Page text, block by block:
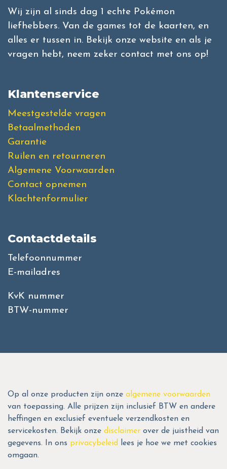
Wij zijn al sinds dag 1 echte Pokémon
liefhebbers. Van de games tot de kaarten, en
alles er tussen in. Bekijk onze website en als je
vragen hebt, neem zeker contact met ons op!
Klantenservice
Meestgestelde vragen
Betaalmethoden
Garantie
Ruilen en retourneren
Algemene Voorwaarden
Contact opnemen
Klachtenformulier
Contactdetails
Telefoonnummer
E-mailadres
KvK nummer
BTW-nummer
Op al onze producten zijn onze algemene voorwaarden
van toepassing. Alle prijzen zijn inclusief BTW en andere
heffingen en exclusief eventuele verzendkosten en
servicekosten. Bekijk onze disclaimer over de juistheid van
gegevens. In ons privacybeleid
lees je hoe we met cookies
omgaan.